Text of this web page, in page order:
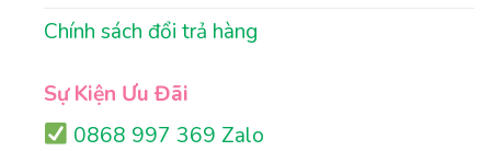
Chính sách đổi trả hàng
Sự Kiện Ưu Đãi
0868 997 369 Zalo